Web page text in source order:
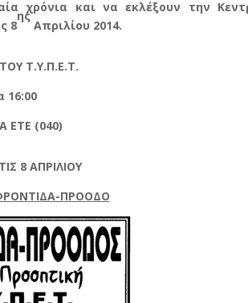
χρόνια και να εκλέξουν την
8
ης
Απριλίου 2014.
Τ.Υ.Π.Ε.Τ.
16:00
ΕΤΕ (040)
8 ΑΠΡΙΛΙΟΥ
ΠΡΟΟΔΟ